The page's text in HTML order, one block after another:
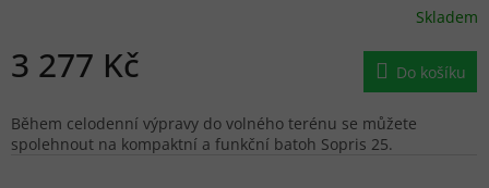
Skladem
3 277 Kč Do košíku
Během celodenní výpravy do volného terénu se můžete
spolehnout na kompaktní a funkční batoh Sopris 25.